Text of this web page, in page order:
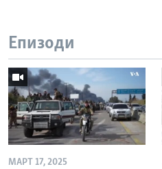
Епизоди
МАРТ 17, 2025